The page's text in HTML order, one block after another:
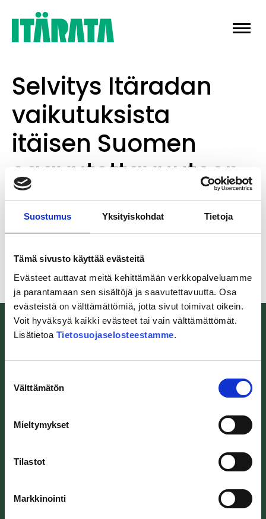
Suostumus Yksityiskohdat Tietoja
Tämä sivusto käyttää evästeitä
Evästeet auttavat meitä kehittämään verkkopalveluamme
ja parantamaan sen sisältöjä ja saavutettavuutta. Osa
evästeistä on välttämättömiä, jotta sivut toimivat oikein.
Voit hyväksyä kaikki evästeet tai vain välttämättömät.
Lisätietoa Tietosuojaselosteestamme.
valinta
Välttämätön
Mieltymykset
Tilastot
Markkinointi
Skip
content
Selvitys Itäradan
vaikutuksista
itäisen Suomen
saavutettavuuteen
ja aluekehitykseen
käynnistyy
Itärata Oy